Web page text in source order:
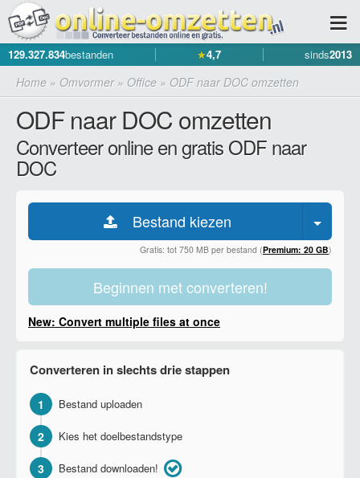
129.327.834bestanden ★4,7 sinds2013
Home » Omvormer» Office » ODF naar DOC omzetten
ODF naar DOC omzetten
Converteer online en gratis ODF naar
DOC
Bestand kiezen
Gratis: tot 750 MB per bestand (Premium: 20 GB)
Beginnen met converteren!
New: Convert multiple files at once
Converteren in slechts drie stappen
1 Bestand uploaden
2 Kies het doelbestandstype
3 Bestand downloaden!